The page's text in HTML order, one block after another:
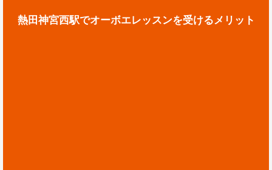
熱田神宮西駅でオーボエレッスンを受けるメリット